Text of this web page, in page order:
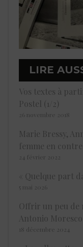
LIRE
Vos textes à
Postel (1/2)
26 novembre 2018
Marie Bressy,
femme en
24 février 2022
« Quelque part
5 mai 2026
Offrir un peu de
Antonio
18 décembre 2024